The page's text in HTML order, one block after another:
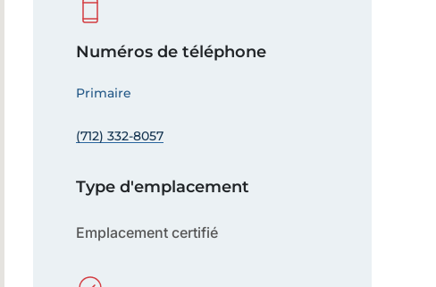
Numéros de téléphone
Primaire
(712) 332-8057
Type d'emplacement
Emplacement certifié